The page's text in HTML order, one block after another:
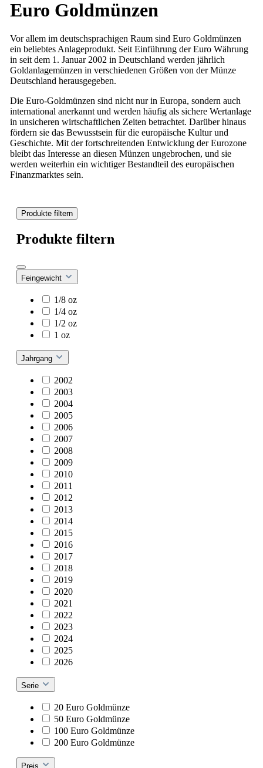
Euro Goldmünzen
Vor allem im deutschsprachigen Raum sind Euro Goldmünzen
ein beliebtes Anlageprodukt. Seit Einführung der Euro Währung
in seit dem 1. Januar 2002 in Deutschland werden jährlich
Goldanlagemünzen in verschiedenen Größen von der Münze
Deutschland herausgegeben.
Die Euro-Goldmünzen sind nicht nur in Europa, sondern auch
international anerkannt und werden häufig als sichere Wertanlage
in unsicheren wirtschaftlichen Zeiten betrachtet. Darüber hinaus
fördern sie das Bewusstsein für die europäische Kultur und
Geschichte. Mit der fortschreitenden Entwicklung der Eurozone
bleibt das Interesse an diesen Münzen ungebrochen, und sie
werden weiterhin ein wichtiger Bestandteil des europäischen
Finanzmarktes sein.
Produkte filtern
Produkte filtern
Feingewicht
1/8 oz
1/4 oz
1/2 oz
1 oz
Jahrgang
2002
2003
2004
2005
2006
2007
2008
2009
2010
2011
2012
2013
2014
2015
2016
2017
2018
2019
2020
2021
2022
2023
2024
2025
2026
Serie
20 Euro Goldmünze
50 Euro Goldmünze
100 Euro Goldmünze
200 Euro Goldmünze
Preis